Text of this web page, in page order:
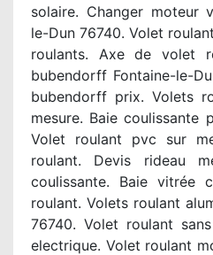
solaire. Changer moteur
le-Dun 76740. Volet
roulants. Axe de volet
bubendorff Fontaine-le-
bubendorff prix. Volets
mesure. Baie coulissante
Volet roulant pvc sur
roulant. Devis rideau
coulissante. Baie vitrée
roulant. Volets roulant
76740. Volet roulant
electrique. Volet roulant